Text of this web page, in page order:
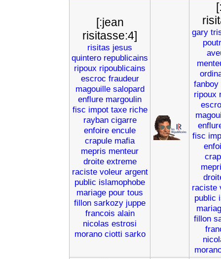
[:jean
risitasse:4]
risitas jesus
quintero republicains
ripoux ripoublicains
escroc fraudeur
magouille salopard
enflure margoulin
fisc impot taxe riche
rayban cigarre
enfoire encule
crapule mafia
mepris menteur
droite extreme
raciste voleur argent
public islamophobe
mariage pour tous
fillon sarkozy juppe
francois alain
nicolas estrosi
morano ciotti sarko
gary
fanboy
ripoux
fisc
raciste
public
fillon